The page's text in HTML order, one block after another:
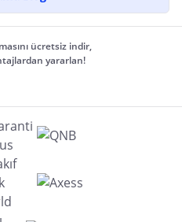
ücretsiz indir,
yararlan!